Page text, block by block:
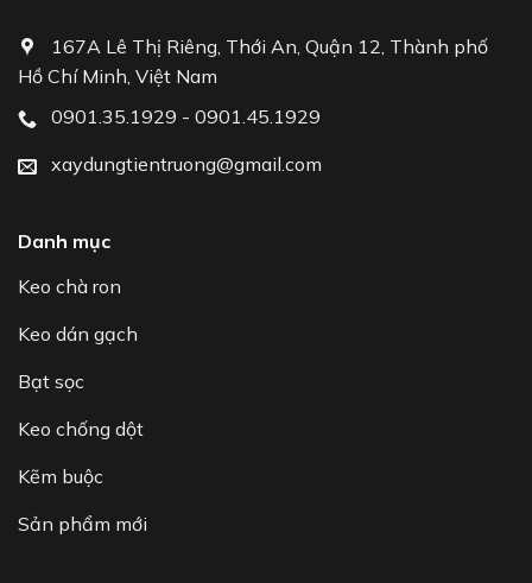
167A Lê Thị Riêng, Thới An, Quận 12, Thành phố
Hồ Chí Minh, Việt Nam
0901.35.1929 - 0901.45.1929
xaydungtientruong@gmail.com
Danh mục
Keo chà ron
Keo dán gạch
Bạt sọc
Keo chống dột
Kẽm buộc
Sản phẩm mới